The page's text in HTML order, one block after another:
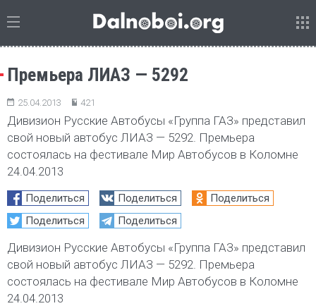
Премьера ЛИАЗ — 5292
25.04.2013 421
Дивизион Русские Автобусы «Группа ГАЗ» представил
свой новый автобус ЛИАЗ — 5292. Премьера
состоялась на фестивале Мир Автобусов в Коломне
24.04.2013
Поделиться Поделиться
Поделиться
Поделиться
Поделиться
Дивизион Русские Автобусы «Группа ГАЗ» представил
свой новый автобус ЛИАЗ — 5292. Премьера
состоялась на фестивале Мир Автобусов в Коломне
24.04.2013